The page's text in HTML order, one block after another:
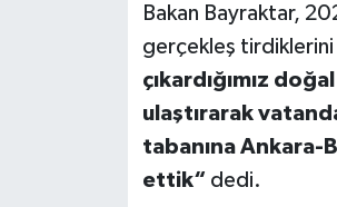
Bakan Bayraktar,
gerçekleş
çıkardığımız
ulaştırarak
tabanına Ankara-
ettik“ dedi.